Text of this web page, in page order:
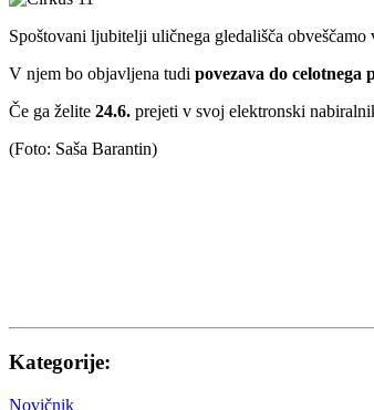
Spoštovani ljubitelji uličnega gledališča obveščamo
V njem bo objavljena tudi povezava do
Če ga želite 24.6. prejeti v svoj elektronski
(Foto: Saša Barantin)
Kategorije:
Novičnik